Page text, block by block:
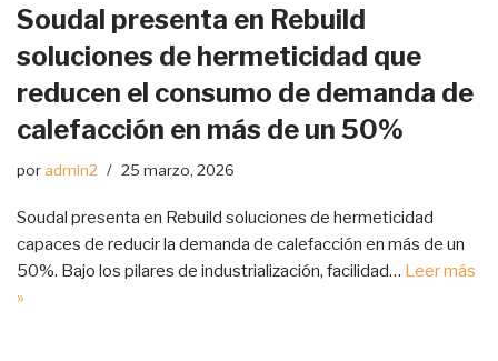
Soudal presenta en Rebuild
soluciones de hermeticidad que
reducen el consumo de demanda de
calefacción en más de un 50%
por admin2 25 marzo, 2026
Soudal presenta en Rebuild soluciones de hermeticidad
capaces de reducir la demanda de calefacción en más de un
50%. Bajo los pilares de industrialización, facilidad… Leer más
»